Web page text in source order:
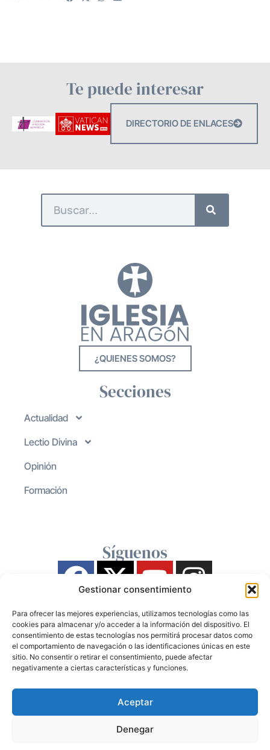
Gestionar consentimiento
Para ofrecer las mejores experiencias, utilizamos tecnologías como las
cookies para almacenar y/o acceder a la información del dispositivo. El
consentimiento de estas tecnologías nos permitirá procesar datos como
el comportamiento de navegación o las identificaciones únicas en este
sitio. No consentir o retirar el consentimiento, puede afectar
negativamente a ciertas características y funciones.
Aceptar
Denegar
Te puede interesar
DIRECTORIO DE ENLACES
¿QUIENES SOMOS?
Secciones
Actualidad
Lectio Divina
Opinión
Formación
Síguenos